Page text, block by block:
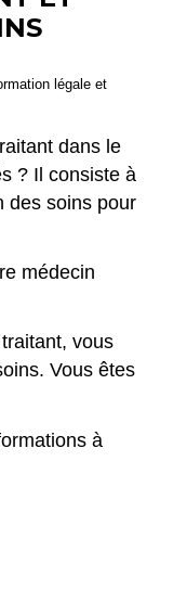
légale et
dans le
? Il consiste à
des soins pour
médecin
vous
Vous êtes
à